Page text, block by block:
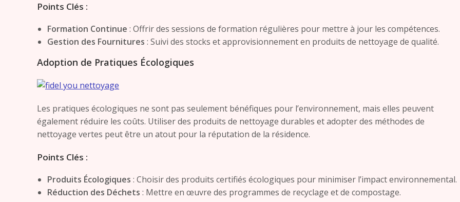
Points Clés :
Formation Continue : Offrir des sessions de formation régulières pour mettre à jour les compétences.
Gestion des Fournitures : Suivi des stocks et approvisionnement en produits de nettoyage de qualité.
Adoption de Pratiques Écologiques
Les pratiques écologiques ne sont pas seulement bénéfiques pour l’environnement, mais elles peuvent
également réduire les coûts. Utiliser des produits de nettoyage durables et adopter des méthodes de
nettoyage vertes peut être un atout pour la réputation de la résidence.
Points Clés :
Produits Écologiques : Choisir des produits certifiés écologiques pour minimiser l’impact environnemental.
Réduction des Déchets : Mettre en œuvre des programmes de recyclage et de compostage.